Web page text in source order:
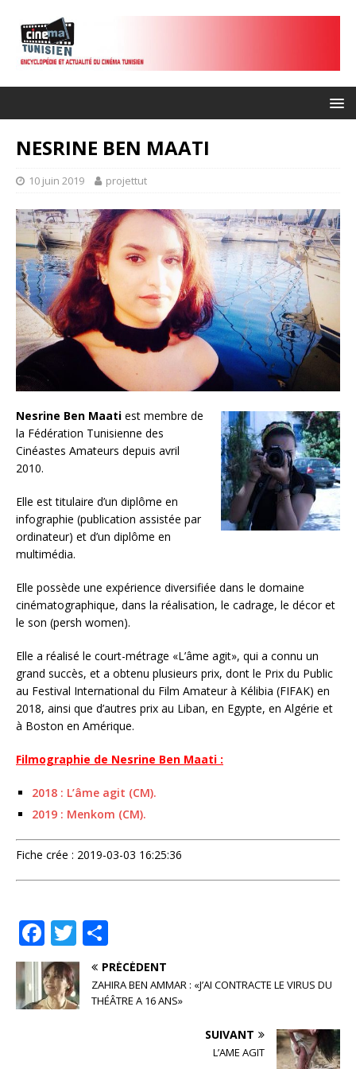
NESRINE BEN MAATI
10 juin 2019 projettut
Nesrine Ben Maati est membre de
la Fédération Tunisienne des
Cinéastes Amateurs depuis avril
2010.
Elle est titulaire d’un diplôme en
infographie (publication assistée par
ordinateur) et d’un diplôme en
multimédia.
Elle possède une expérience diversifiée dans le domaine
cinématographique, dans la réalisation, le cadrage, le décor et
le son (persh women).
Elle a réalisé le court-métrage «L’âme agit», qui a connu un
grand succès, et a obtenu plusieurs prix, dont le Prix du Public
au Festival International du Film Amateur à Kélibia (FIFAK) en
2018, ainsi que d’autres prix au Liban, en Egypte, en Algérie et
à Boston en Amérique.
Filmographie de Nesrine Ben Maati :
2018 : L’âme agit (CM).
2019 : Menkom (CM).
Fiche crée : 2019-03-03 16:25:36
F
a
c
e
T
w
it
te
ar
ta
g
PRÉCÉDENT
ZAHIRA BEN AMMAR : «J’AI CONTRACTE LE VIRUS DU
THÉÂTRE A 16 ANS»
SUIVANT
L’AME AGIT